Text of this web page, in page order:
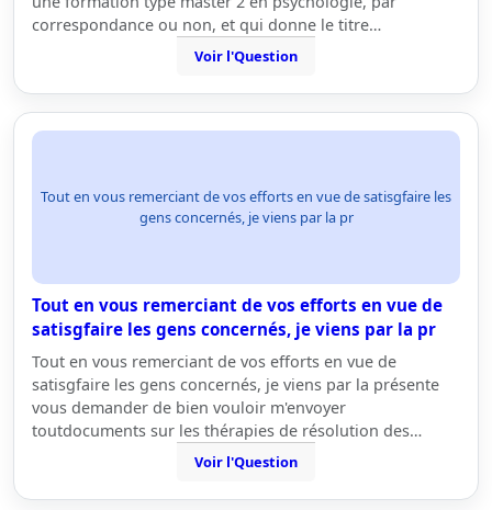
correspondance ou non, et qui donne le titre…
Voir l'Question
Tout en vous remerciant de vos efforts en vue de satisgfaire les
gens concernés, je viens par la pr
Tout en vous remerciant de vos efforts en vue de
satisgfaire les gens concernés, je viens par la pr
Tout en vous remerciant de vos efforts en vue de
satisgfaire les gens concernés, je viens par la présente
vous demander de bien vouloir m'envoyer
toutdocuments sur les thérapies de résolution des…
Voir l'Question